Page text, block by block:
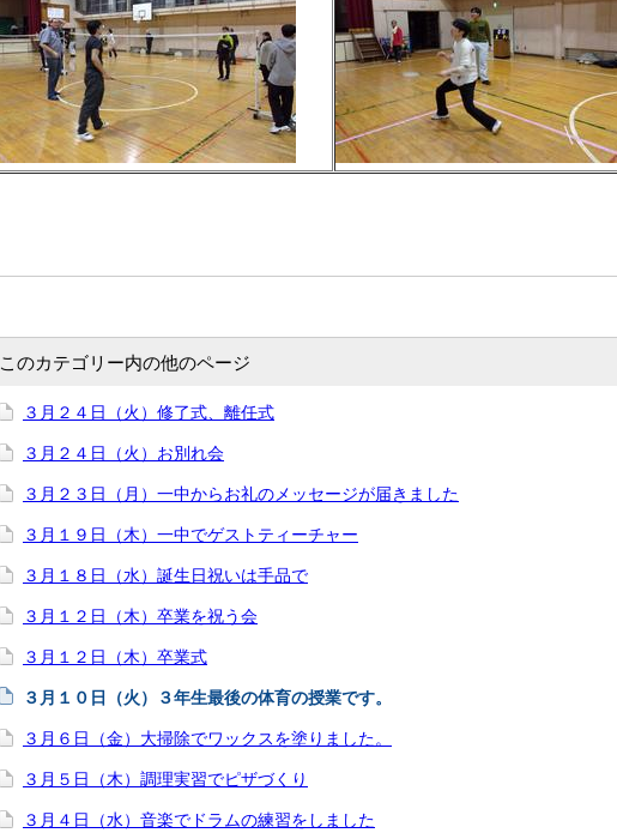
このカテゴリー内の他のページ
３月２４日（火）修了式、離任式
３月２４日（火）お別れ会
３月２３日（月）一中からお礼のメッセージが届きました
３月１９日（木）一中でゲストティーチャー
３月１８日（水）誕生日祝いは手品で
３月１２日（木）卒業を祝う会
３月１２日（木）卒業式
３月１０日（火）３年生最後の体育の授業です。
３月６日（金）大掃除でワックスを塗りました。
３月５日（木）調理実習でピザづくり
３月４日（水）音楽でドラムの練習をしました